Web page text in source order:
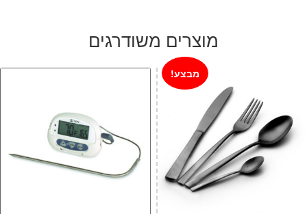
הוא:
₪149.
מוצרים משודרגים
מבצע!